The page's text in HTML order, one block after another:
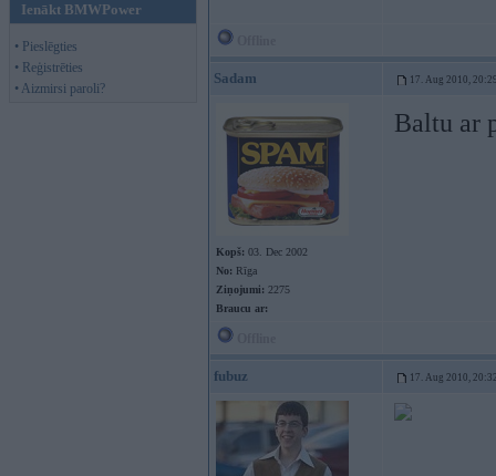
Ienākt BMWPower
• Pieslēgties
• Reģistrēties
• Aizmirsi paroli?
Sadam 17. Aug 2010,
Kopš: 03. Dec 2002
No: Rīga
Ziņojumi: 2275
Braucu ar:
Baltu ar
fubuz 17. Aug 2010,